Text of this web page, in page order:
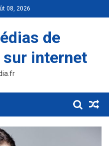
08, 2026
de
internet